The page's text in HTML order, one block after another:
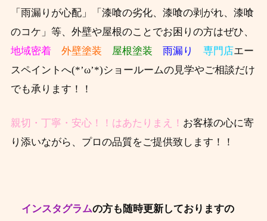
「雨漏りが心配」「漆喰の劣化、漆喰の剥がれ、漆喰
のコケ」等、外壁や屋根のことでお困りの方はぜひ、
地域密着
外壁塗装 屋根塗装 雨漏り 専門店エー
スペイントへ(*’ω’*)ショールームの見学やご相談だけ
でも承ります！！
親切・丁寧・安心！！はあたりまえ！ お客様の心に寄
り添いながら、プロの品質をご提供致します！！
インスタグラムの方も随時更新しておりますの